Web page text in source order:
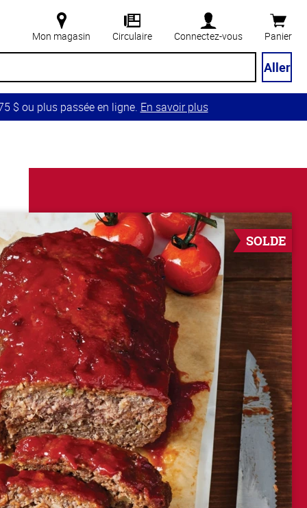
Mon magasin Circulaire Connectez-vous Panier
Aller
$ ou plus passée en ligne. En savoir plus
SOLDE